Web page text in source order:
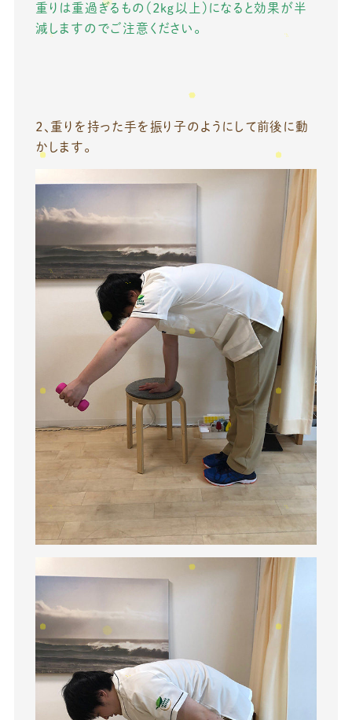
重りは重過ぎるもの（２ｋｇ以上）になると効果が半
減しますのでご注意ください。
２、重りを持った手を振り子のようにして前後に動
かします。